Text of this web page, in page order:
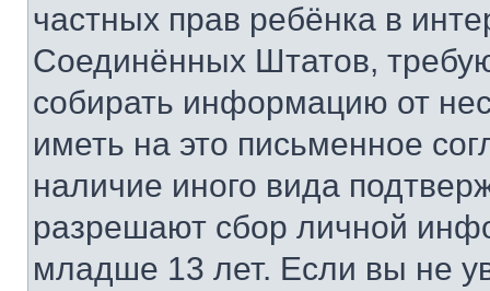
частных прав ребёнка в
Соединённых Штатов,
собирать информацию от
иметь на это письменное
наличие иного вида
разрешают сбор личной
младше 13 лет. Если вы не